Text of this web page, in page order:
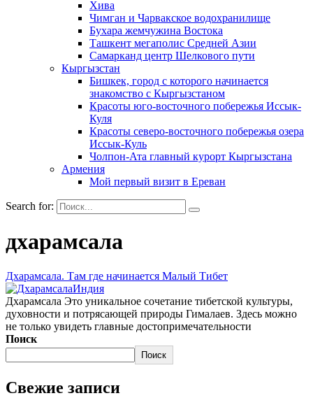
Хива
Чимган и Чарвакское водохранилище
Бухара жемчужина Востока
Ташкент мегаполис Средней Азии
Самарканд центр Шелкового пути
Кыргызстан
Бишкек, город с которого начинается
знакомство с Кыргызстаном
Красоты юго-восточного побережья Иссык-
Куля
Красоты северо-восточного побережья озера
Иссык-Куль
Чолпон-Ата главный курорт Кыргызстана
Армения
Мой первый визит в Ереван
Search for:
дхарамсала
Дхарамсала. Там где начинается Малый Тибет
Индия
Дхарамсала Это уникальное сочетание тибетской культуры,
духовности и потрясающей природы Гималаев. Здесь можно
не только увидеть главные достопримечательности
Поиск
Поиск
Свежие записи